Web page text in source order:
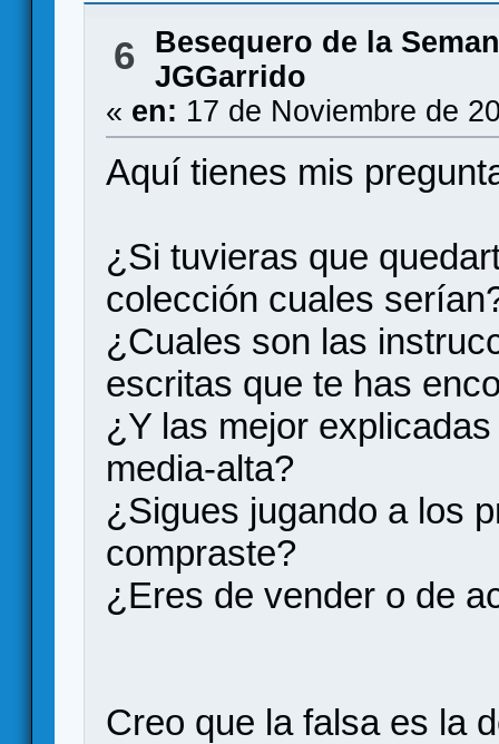
6
Besequero de la
JGGarrido
« en: 17 de Noviembre de
Aquí tienes mis
¿Si tuvieras que
colección cuales
¿Cuales son las
escritas que te has
¿Y las mejor
media-alta?
¿Sigues jugando a los
compraste?
¿Eres de vender o de
Creo que la falsa es la